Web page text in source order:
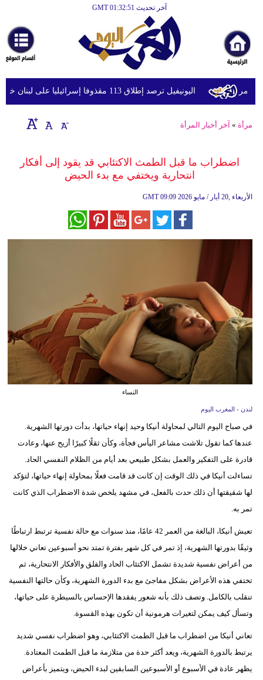
آخر تحديث GMT 01:32:51
أخبارعاجلة
رياضة
ثقافة
إقتصاد
وموسيقى
البرلمان
المغربي
مرأة
إسلامية
وتكنولوجيا
بيئة
مدوَّنات
أبراج
سيارات
اليونيفيل ترصد إطلاق 113 مقذوفا إسرائيليا على لبنان خلال يوم واحد
مرأة » آخر أخبار المرأة
اضطراب ما قبل الطمث الاكتئابي قد يقود إلى أفكار
انتحارية ويختفي مع بدء الحيض
GMT 09:09 2026 الأربعاء ,20 أيار / مايو
النساء
لندن - المغرب اليوم
في صباح اليوم التالي لمحاولة أنيكا وحيد إنهاء حياتها، بدأت دورتها الشهرية.
عندها كما تقول تلاشت مشاعر اليأس فجأة، وكأن ثقلًا كبيرًا أزيح عنها، وعادت
قادرة على التفكير والعمل بشكل طبيعي بعد أيام من الظلام النفسي الحاد.
تساءلت أنيكا في ذلك الوقت إن كانت قد قامت فعلًا بمحاولة إنهاء حياتها، لتؤكد
لها شقيقتها أن ذلك حدث بالفعل، في مشهد يلخص شدة الاضطراب الذي كانت
تمر به.
تعيش أنيكا، البالغة من العمر 42 عامًا، منذ سنوات مع حالة نفسية ترتبط ارتباطًا
وثيقًا بدورتها الشهرية، إذ تمر في كل شهر بفترة تمتد نحو أسبوعين تعاني خلالها
من أعراض نفسية شديدة تشمل الاكتئاب الحاد والقلق والأفكار الانتحارية، ثم
تختفي هذه الأعراض بشكل مفاجئ مع بدء الدورة الشهرية، وكأن حالتها النفسية
تنقلب بالكامل. وتصف ذلك بأنه شعور يفقدها الإحساس بالسيطرة على حياتها،
وتسأل كيف يمكن لتغيرات هرمونية أن تكون بهذه القسوة.
تعاني أنيكا من اضطراب ما قبل الطمث الاكتئابي، وهو اضطراب نفسي شديد
يرتبط بالدورة الشهرية، ويعد أكثر حدة من متلازمة ما قبل الطمث المعتادة.
يظهر عادة في الأسبوع أو الأسبوعين السابقين لبدء الحيض، ويتميز بأعراض